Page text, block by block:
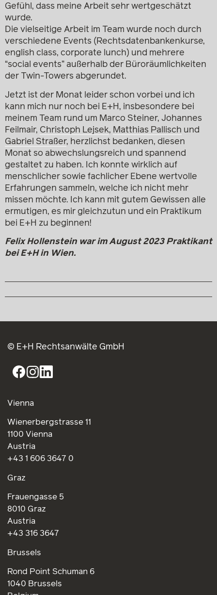
Gefühl, dass meine Arbeit sehr wertgeschätzt
wurde.
Die vielseitige Arbeit im Team wurde noch durch
verschiedene Events (Rechtsdatenbankenkurse,
english class, corporate lunch) und mehrere
“social events” außerhalb der Büroräumlichkeiten
der Twin-Towers abgerundet.
Jetzt ist der Monat leider schon vorbei und ich
kann mich nur noch bei E+H, insbesondere bei
meinem Team rund um Marco Steiner, Johannes
Feilmair, Christoph Lejsek, Matthias Pallisch und
Gabriel Straßer, herzlichst bedanken, diesen
Monat so abwechslungsreich und spannend
gestaltet zu haben. Ich konnte wirklich auf
menschlicher sowie fachlicher Ebene wertvolle
Erfahrungen sammeln, welche ich nicht mehr
missen möchte. Ich kann mit gutem Gewissen alle
ermutigen, es mir gleichzutun und ein Praktikum
bei E+H zu beginnen!
Felix Hollenstein war im August 2023 Praktikant
bei E+H in Wien.
© E+H Rechtsanwälte GmbH
Vienna
Wienerbergstrasse 11
1100 Vienna
Austria
+43 1 606 3647 0
Graz
Frauengasse 5
8010 Graz
Austria
+43 316 3647
Brussels
Rond Point Schuman 6
1040 Brussels